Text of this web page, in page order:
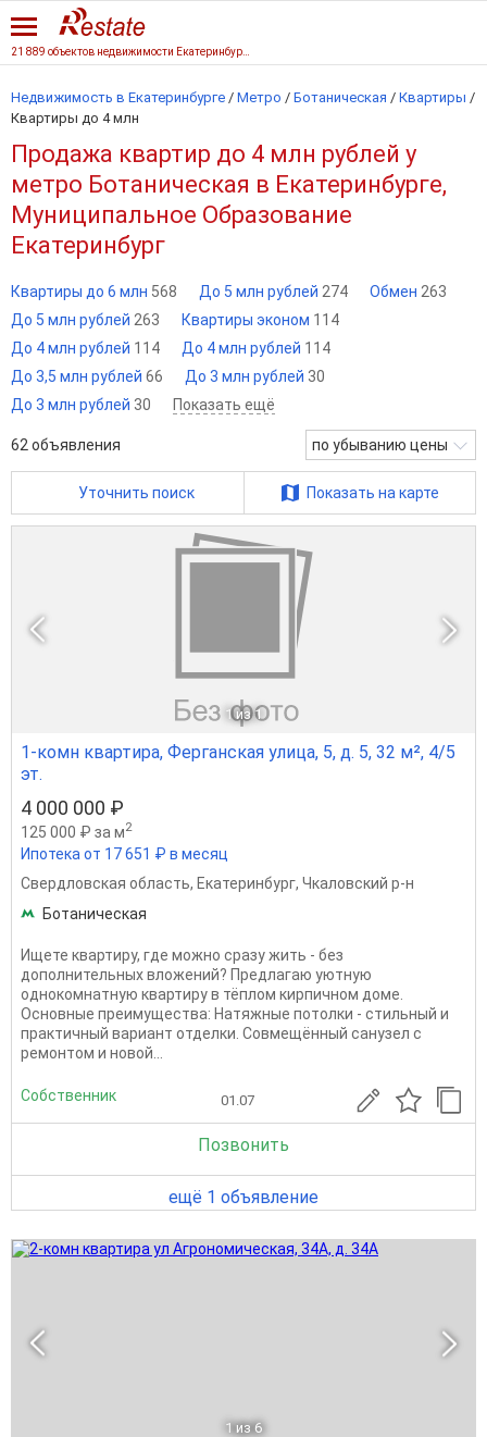
Недвижимость в Екатеринбурге / Метро / Ботаническая / Квартиры /
Квартиры до 4 млн
Продажа квартир до 4 млн рублей у
метро Ботаническая в Екатеринбурге,
Муниципальное Образование
Екатеринбург
Квартиры до 6 млн 568 До 5 млн рублей 274 Обмен 263
До 5 млн рублей 263 Квартиры эконом 114
До 4 млн рублей 114 До 4 млн рублей 114
До 3,5 млн рублей 66 До 3 млн рублей 30
До 3 млн рублей 30 Показать ещё
62 объявления по убыванию цены
Уточнить поиск Показать на карте
1 из 1
1-комн квартира, Ферганская улица, 5, д. 5, 32 м², 4/5
эт.
4 000 000 ₽
125 000 ₽ за м2
Ипотека от 17 651 ₽ в месяц
Свердловская область, Екатеринбург, Чкаловский р-н
Ботаническая
Ищете квартиру, где можно сразу жить - без
дополнительных вложений? Предлагаю уютную
однокомнатную квартиру в тёплом кирпичном доме.
Основные преимущества: Натяжные потолки - стильный и
практичный вариант отделки. Совмещённый санузел с
ремонтом и новой...
Собственник 01.07
Позвонить
ещё 1 объявление
1 из 6